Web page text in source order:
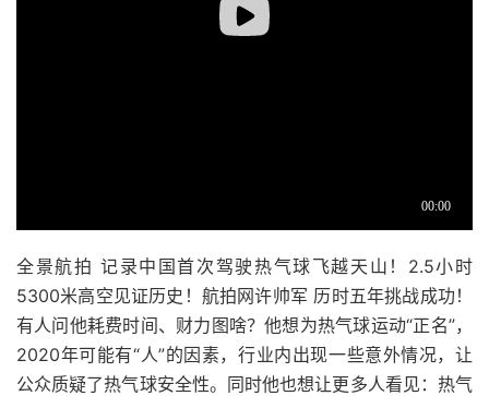
全景航拍 记录中国首次驾驶热气球飞越天山！2.5小时
5300米高空见证历史！航拍网许帅军 历时五年挑战成功！
有人问他耗费时间、财力图啥？他想为热气球运动“正名”，
2020年可能有“人”的因素，行业内出现一些意外情况，让
公众质疑了热气球安全性。同时他也想让更多人看见：热气